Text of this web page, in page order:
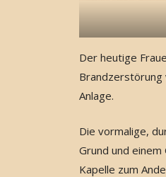
Der heutige
Brandzerstörung
Anlage.
Die vormalige,
Grund und
Kapelle zum